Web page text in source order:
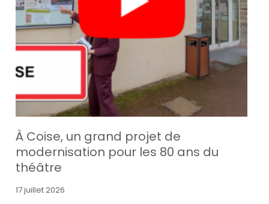
À Coise, un grand projet de
modernisation pour les 80 ans du
théâtre
17 juillet 2026